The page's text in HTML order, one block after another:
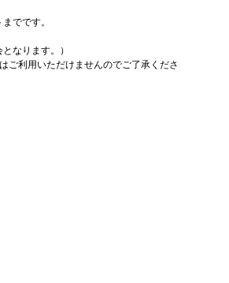
でです。
なります。）
ご利用いただけませんのでご了承くださ